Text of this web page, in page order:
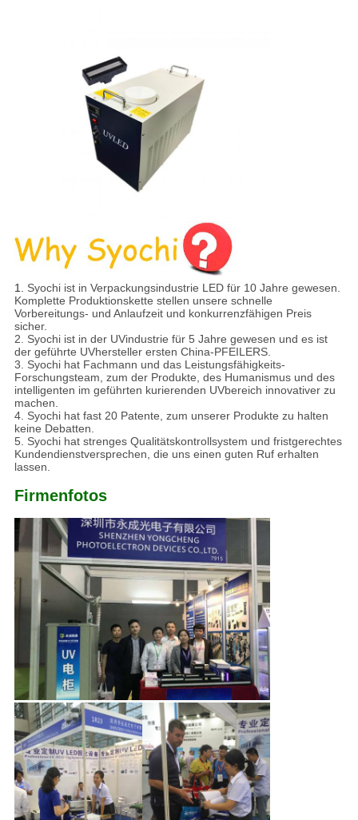
1. Syochi ist in Verpackungsindustrie LED für 10 Jahre gewesen.
Komplette Produktionskette stellen unsere schnelle
Vorbereitungs- und Anlaufzeit und konkurrenzfähigen Preis
sicher.
2. Syochi ist in der UVindustrie für 5 Jahre gewesen und es ist
der geführte UVhersteller ersten China-PFEILERS.
3. Syochi hat Fachmann und das Leistungsfähigkeits-
Forschungsteam, zum der Produkte, des Humanismus und des
intelligenten im geführten kurierenden UVbereich innovativer zu
machen.
4. Syochi hat fast 20 Patente, zum unserer Produkte zu halten
keine Debatten.
5. Syochi hat strenges Qualitätskontrollsystem und fristgerechtes
Kundendienstversprechen, die uns einen guten Ruf erhalten
lassen.
Firmenfotos